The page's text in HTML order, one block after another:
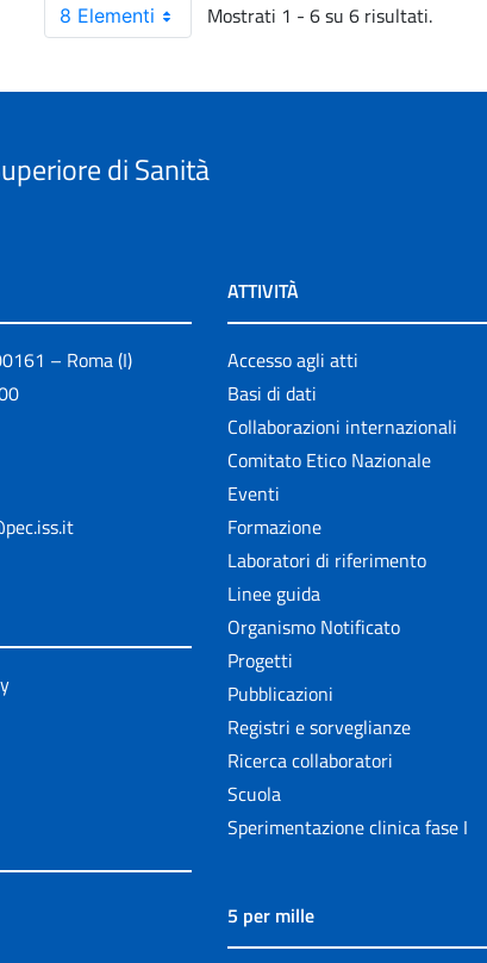
8 Elementi Mostrati 1 - 6 su 6 risultati.
di Sanità
– Roma (I)
ATTIVITÀ
Accesso agli atti
Basi di dati
Collaborazioni internazionali
Comitato Etico Nazionale
Eventi
Formazione
Laboratori di riferimento
Linee guida
Organismo Notificato
Progetti
Pubblicazioni
Registri e sorveglianze
Ricerca collaboratori
Scuola
Sperimentazione clinica fase I
5 per mille